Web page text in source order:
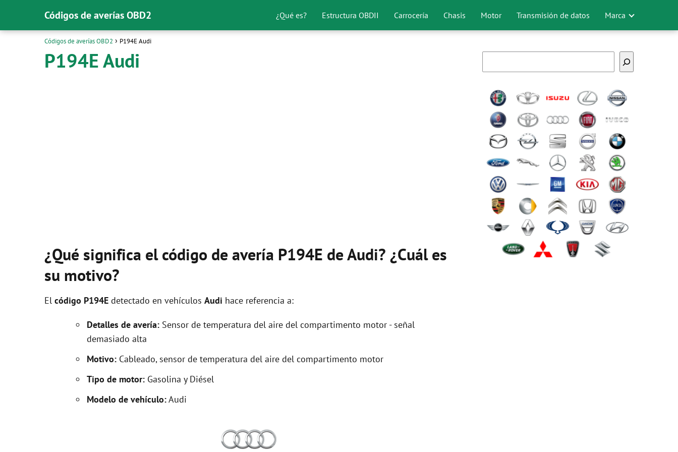
Códigos de averías OBD2 ¿Qué es? Estructura OBDII Carrocería Chasis Motor Transmisión de datos Marca
Códigos de averías OBD2 P194E Audi
P194E Audi
¿Qué significa el código de avería P194E de Audi? ¿Cuál es
su motivo?
El código P194E detectado en vehículos Audi hace referencia a:
Detalles de avería: Sensor de temperatura del aire del compartimento motor - señal
demasiado alta
Motivo: Cableado, sensor de temperatura del aire del compartimento motor
Tipo de motor: Gasolina y Diésel
Modelo de vehículo:Audi